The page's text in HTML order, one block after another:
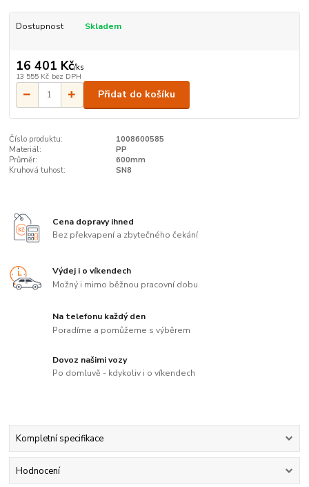
Dostupnost Skladem
16 401 Kč/ks
13 555 Kč bez DPH
Přidat do košíku
Číslo produktu:
1008600585
Materiál:
PP
Průměr:
600mm
Kruhová tuhost:
SN8
Cena dopravy ihned
Bez překvapení a zbytečného čekání
Výdej i o víkendech
Možný i mimo běžnou pracovní dobu
Na telefonu každý den
Poradíme a pomůžeme s výběrem
Dovoz našimi vozy
Po domluvě - kdykoliv i o víkendech
Kompletní specifikace
Hodnocení